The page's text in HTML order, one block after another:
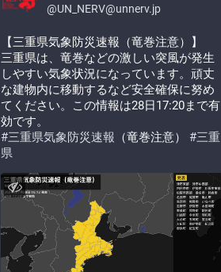
@UN_NERV@unnerv.jp
【三重県気象防災速報（竜巻注意）】
三重県は、竜巻などの激しい突風が発生
しやすい気象状況になっています。頑丈
な建物内に移動するなど安全確保に努め
てください。この情報は28日17:20まで有
効です。
#三重県気象防災速報 （竜巻注意） #三重
県